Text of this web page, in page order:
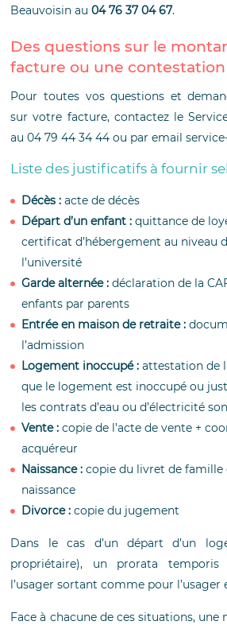
Beauvoisin au04 76 37 04 67.
Des questions sur le
facture ou une contestation
Pour toutes vos questions et
sur votre facture, contactez le
au 04 79 44 34 44 ou par email
Liste des justificatifs à fournir
Décès : acte de décès
Départ d’un enfant : quittance de
certificat d’hébergement au niveau
l’université
Garde alternée : déclaration de la
enfants par parents
Entrée en maison de retraite :
l’admission
Logement inoccupé : attestation de
que le logement est inoccupé ou
les contrats d’eau ou d’électricité
Vente : copie de l’acte de vente +
acquéreur
Naissance : copie du livret de famille
naissance
Divorce : copie du jugement
Dans le cas d’un départ d’un
propriétaire), un prorata temporis
l’usager sortant comme pour l’usager
Face à chacune de ces situations, une